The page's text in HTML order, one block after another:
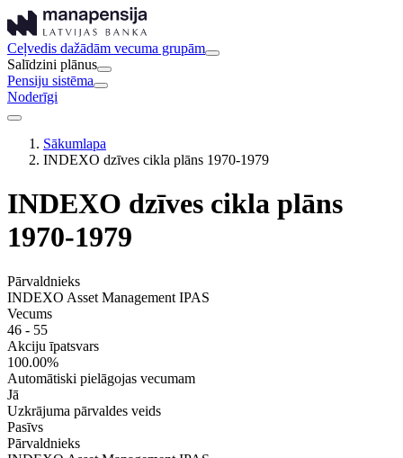
Ceļvedis dažādām vecuma grupām
Salīdzini plānus
Pensiju sistēma
Noderīgi
Sākumlapa
INDEXO dzīves cikla plāns 1970-1979
INDEXO dzīves cikla plāns
1970-1979
Pārvaldnieks
INDEXO Asset Management IPAS
Vecums
46 - 55
Akciju īpatsvars
100.00%
Automātiski pielāgojas vecumam
Jā
Uzkrājuma pārvaldes veids
Pasīvs
Pārvaldnieks